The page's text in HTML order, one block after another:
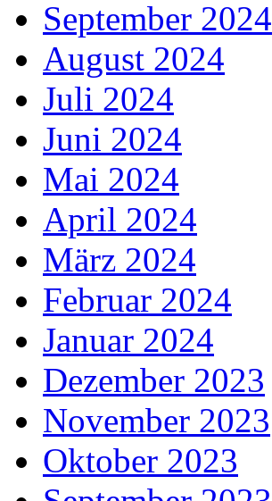
September 2024
August 2024
Juli 2024
Juni 2024
Mai 2024
April 2024
März 2024
Februar 2024
Januar 2024
Dezember 2023
November 2023
Oktober 2023